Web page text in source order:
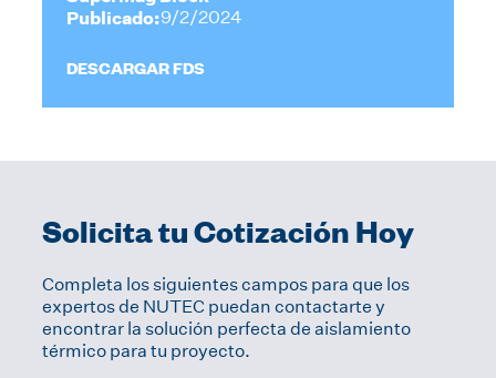
Publicado:9/2/2024
DESCARGAR FDS
Solicita tu Cotización Hoy
Completa los siguientes campos para que los
expertos de NUTEC puedan contactarte y
encontrar la solución perfecta de aislamiento
térmico para tu proyecto.